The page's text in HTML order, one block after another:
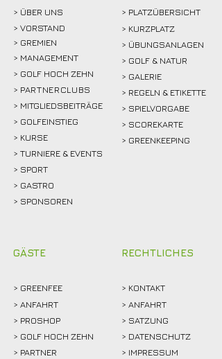
> ÜBER UNS
> VORSTAND
> GREMIEN
> MANAGEMENT
> GOLF HOCH ZEHN
> PARTNERCLUBS
> MITGLIEDSBEITRÄGE
> GOLFEINSTIEG
> KURSE
> TURNIERE & EVENTS
> SPORT
> GASTRO
> SPONSOREN
GÄSTE
> GREENFEE
> ANFAHRT
> PROSHOP
> GOLF HOCH ZEHN
> PARTNER
> PLATZÜBERSICHT
> KURZPLATZ
> ÜBUNGSANLAGEN
> GOLF & NATUR
> GALERIE
> REGELN & ETIKETTE
> SPIELVORGABE
> SCOREKARTE
> GREENKEEPING
RECHTLICHES
> KONTAKT
> ANFAHRT
> SATZUNG
> DATENSCHUTZ
> IMPRESSUM